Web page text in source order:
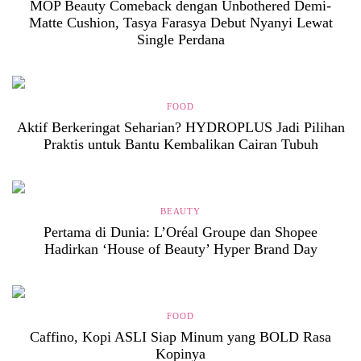
MOP Beauty Comeback dengan Unbothered Demi-
Matte Cushion, Tasya Farasya Debut Nyanyi Lewat
Single Perdana
FOOD
Aktif Berkeringat Seharian? HYDROPLUS Jadi Pilihan
Praktis untuk Bantu Kembalikan Cairan Tubuh
BEAUTY
Pertama di Dunia: L’Oréal Groupe dan Shopee
Hadirkan ‘House of Beauty’ Hyper Brand Day
FOOD
Caffino, Kopi ASLI Siap Minum yang BOLD Rasa
Kopinya